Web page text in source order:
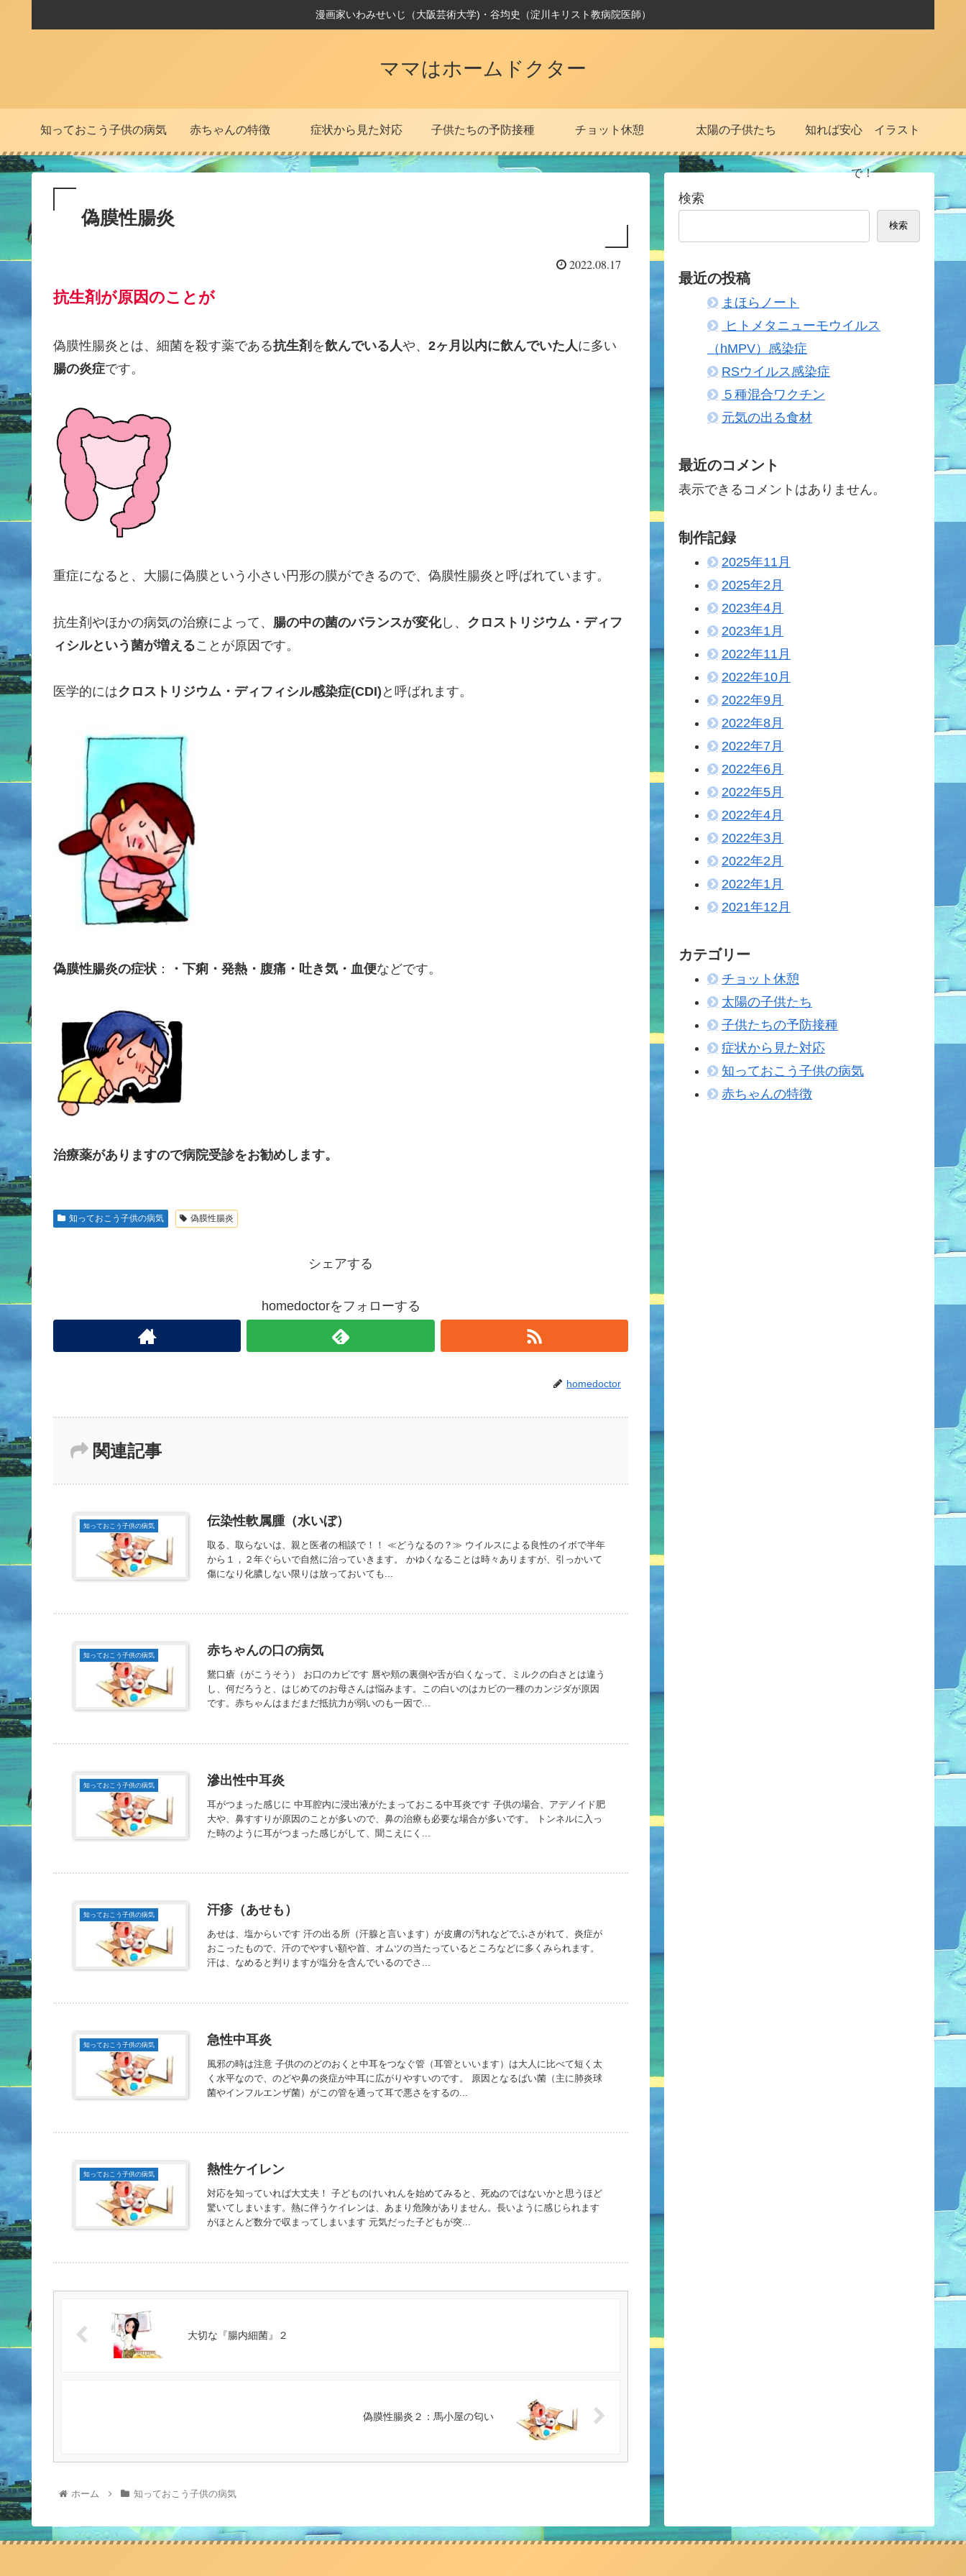
漫画家いわみせいじ（大阪芸術大学)・谷均史（淀川キリスト教病院医師）
ママはホームドクター
知っておこう子供の病気 赤ちゃんの特徴 症状から見た対応 子供たちの予防接種 チョット休憩 太陽の子供たち 知れば安心 イラスト
で！
偽膜性腸炎
2022.08.17
抗生剤が原因のことが
偽膜性腸炎とは、細菌を殺す薬である抗生剤 を飲んでいる人や、 2ヶ月以内に飲んでいた人に多い
腸の炎症です。
重症になると、大腸に偽膜という小さい円形の膜ができるので、偽膜性腸炎と呼ばれています。
抗生剤やほかの病気の治療によって、 腸の中の菌のバランスが変化し、 クロストリジウム・ディフ
ィシルという菌が増えることが原因です。
医学的にはクロストリジウム・ディフィシル感染症(CDI) と呼ばれます。
偽膜性腸炎の症状 ： ・下痢・発熱・腹痛・吐き気・血便などです。
治療薬がありますので病院受診をお勧めします。
知っておこう子供の病気 偽膜性腸炎
シェアする
homedoctorをフォローする
homedoctor
関連記事
知っておこう子供の病気 伝染性軟属腫（水いぼ）
取る、取らないは、親と医者の相談で！！ ≪どうなるの？≫ ウイルスによる良性のイボで半年
から１，２年ぐらいで自然に治っていきます。 かゆくなることは時々ありますが、引っかいて
傷になり化膿しない限りは放っておいても...
知っておこう子供の病気 赤ちゃんの口の病気
鵞口瘡（がこうそう） お口のカビです 唇や頬の裏側や舌が白くなって、ミルクの白さとは違う
し、何だろうと、はじめてのお母さんは悩みます。この白いのはカビの一種のカンジダが原因
です。赤ちゃんはまだまだ抵抗力が弱いのも一因で...
知っておこう子供の病気 滲出性中耳炎
耳がつまった感じに 中耳腔内に浸出液がたまっておこる中耳炎です 子供の場合、アデノイド肥
大や、鼻すすりが原因のことが多いので、鼻の治療も必要な場合が多いです。 トンネルに入っ
た時のように耳がつまった感じがして、聞こえにく...
知っておこう子供の病気 汗疹（あせも）
あせは、塩からいです 汗の出る所（汗腺と言います）が皮膚の汚れなどでふさがれて、炎症が
おこったもので、汗のでやすい額や首、オムツの当たっているところなどに多くみられます。
汗は、なめると判りますが塩分を含んでいるのでさ...
知っておこう子供の病気 急性中耳炎
風邪の時は注意 子供ののどのおくと中耳をつなぐ管（耳管といいます）は大人に比べて短く太
く水平なので、のどや鼻の炎症が中耳に広がりやすいのです。 原因となるばい菌（主に肺炎球
菌やインフルエンザ菌）がこの管を通って耳で悪さをするの...
知っておこう子供の病気 熱性ケイレン
対応を知っていれば大丈夫！ 子どものけいれんを始めてみると、死ぬのではないかと思うほど
驚いてしまいます。熱に伴うケイレンは、あまり危険がありません。長いように感じられます
がほとんど数分で収まってしまいます 元気だった子どもが突...
大切な『腸内細菌』２
偽膜性腸炎２：馬小屋の匂い
ホーム 知っておこう子供の病気
検索
検索
最近の投稿
まほらノート
ヒトメタニューモウイルス
（hMPV）感染症
RSウイルス感染症
５種混合ワクチン
元気の出る食材
最近のコメント
表示できるコメントはありません。
制作記録
2025年11月
2025年2月
2023年4月
2023年1月
2022年11月
2022年10月
2022年9月
2022年8月
2022年7月
2022年6月
2022年5月
2022年4月
2022年3月
2022年2月
2022年1月
2021年12月
カテゴリー
チョット休憩
太陽の子供たち
子供たちの予防接種
症状から見た対応
知っておこう子供の病気
赤ちゃんの特徴